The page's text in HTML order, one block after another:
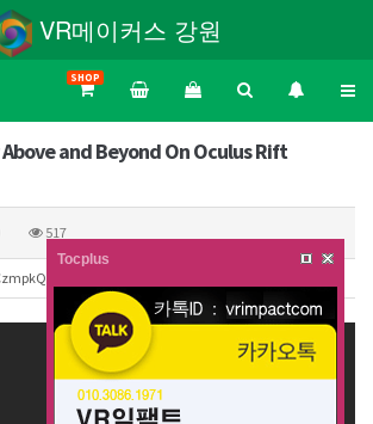
VR메이커스 강원
SHOP
and Beyond On Oculus Rift
517
Tocplus